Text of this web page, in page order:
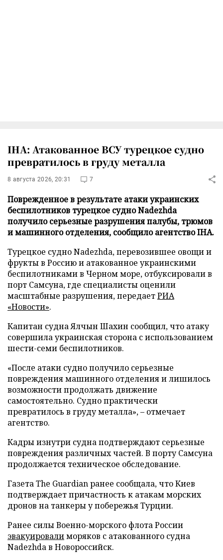
IHA: Атакованное ВСУ турецкое судно
превратилось в груду металла
8 августа 2026, 20:31 7
Поврежденное в результате атаки украинских
беспилотников турецкое судно Nadezhda
получило серьезные разрушения палубы, трюмов
и машинного отделения, сообщило агентство IHA.
Турецкое судно Nadezhda, перевозившее овощи и
фрукты в Россию и атакованное украинскими
беспилотниками в Черном море, отбуксировали в
порт Самсуна, где специалисты оценили
масштабные разрушения, передаетРИА
«Новости».
Капитан судна Ялчын Шахин сообщил, что атаку
совершила украинская сторона с использованием
шести-семи беспилотников.
«После атаки судно получило серьезные
повреждения машинного отделения и лишилось
возможности продолжать движение
самостоятельно. Судно практически
превратилось в груду металла», – отмечает
агентство.
Кадры изнутри судна подтверждают серьезные
повреждения различных частей. В порту Самсуна
продолжается техническое обследование.
Газета The Guardian ранее сообщала, что Киев
подтверждает причастность к атакам морских
дронов на танкеры у побережья Турции.
Ранее силы Военно-морского флота России
эвакуировалиморяков с атакованного судна
Nadezhda в Новороссийск.